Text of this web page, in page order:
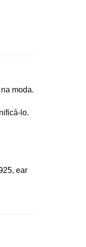
moda.
lo.
, ear